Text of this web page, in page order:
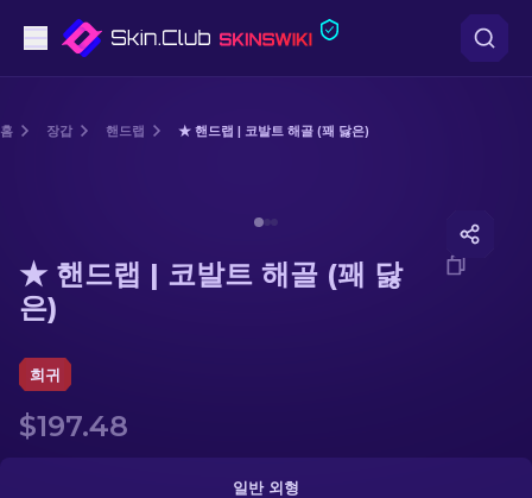
저격소총
홈 장갑 핸드랩 ★ 핸드랩 | 코발트 해골 (꽤 닳은)
★ 핸드랩 | 코발트 해골 (꽤 닳
은)
희귀
$197.48
일반 외형